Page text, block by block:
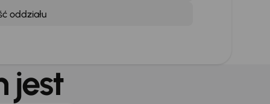
oddziału
jest